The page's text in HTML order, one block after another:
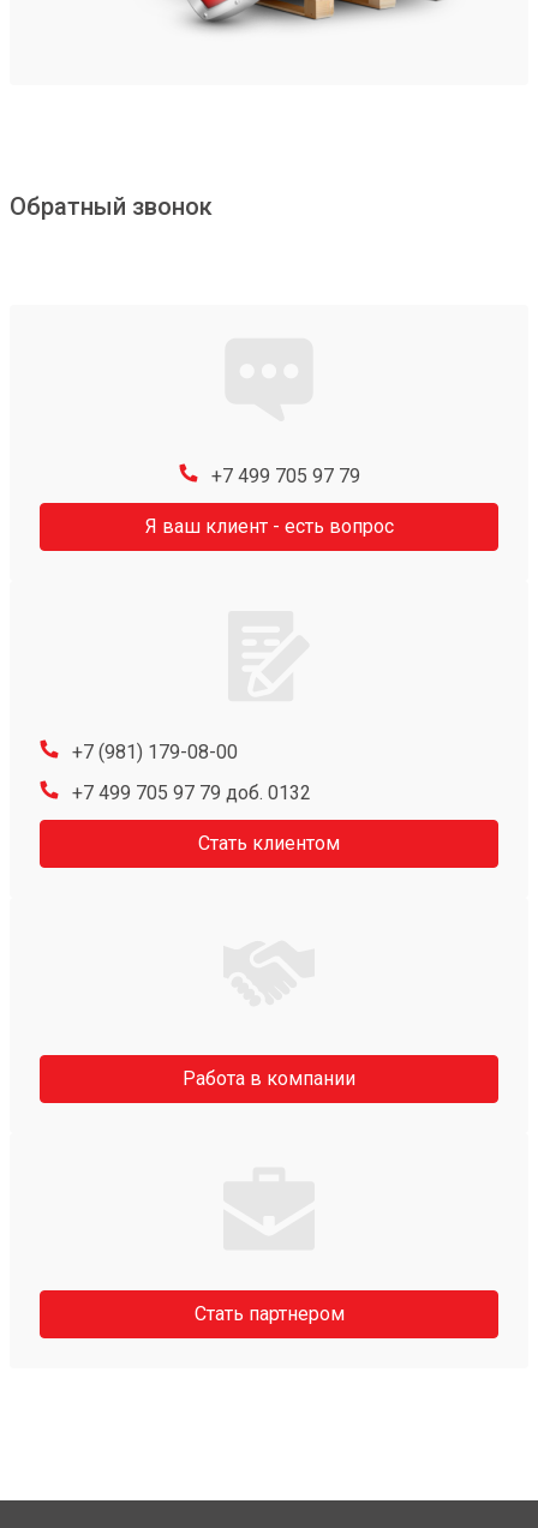
Обратный звонок
+7 499 705 97 79
Я ваш клиент - есть вопрос
+7 (981) 179-08-00
+7 499 705 97 79 доб. 0132
Стать клиентом
Работа в компании
Стать партнером